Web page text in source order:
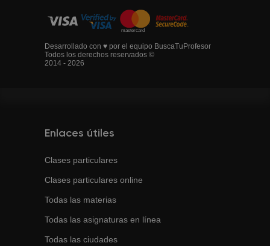
Desarrollado con ♥ por el equipo BuscaTuProfesor
Todos los derechos reservados ©
2014 - 2026
Enlaces útiles
Clases particulares
Clases particulares online
Todas las materias
Todas las asignaturas en línea
Todas las ciudades